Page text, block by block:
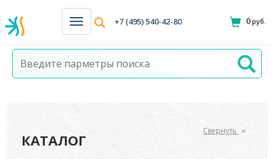
Н
а
в
и
+7 (495) 540-42-80 0руб.
КАТАЛОГ
Свернуть